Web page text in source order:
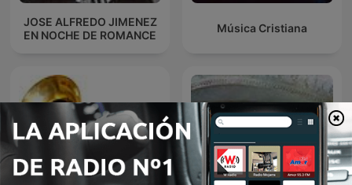
JOSE ALFREDO JIMENEZ
EN NOCHE DE ROMANCE
Música Cristiana